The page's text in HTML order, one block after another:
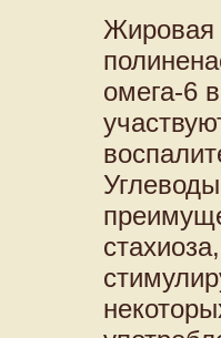
Жировая
омега-6